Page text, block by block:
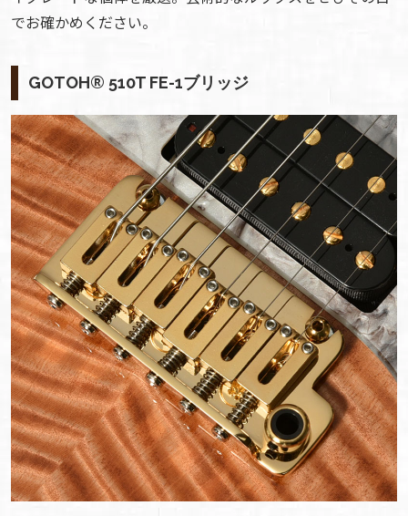
でお確かめください。
GOTOH® 510T FE-1ブリッジ